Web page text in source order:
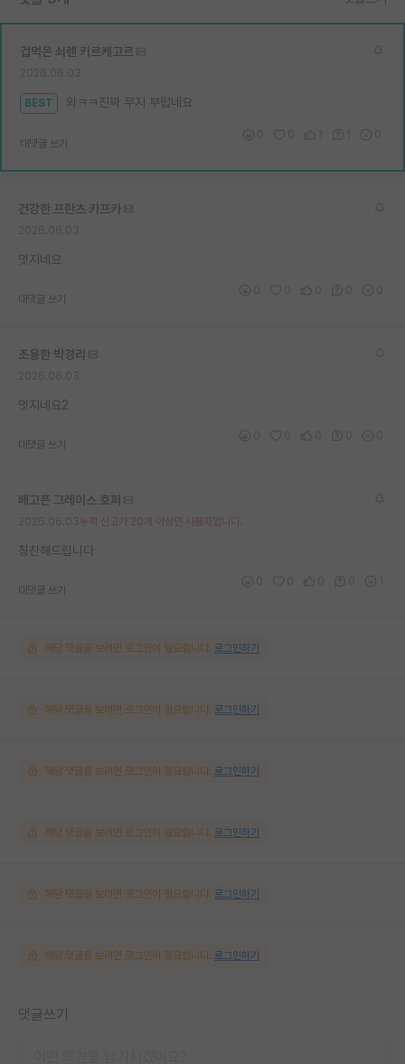
겁먹은 쇠렌 키르케고르
BEST 와ㅋㅋ진짜 무지 부럽네요
대댓글 쓰기
건강한 프란츠 카프카
멋지네요
대댓글 쓰기
조용한 박경리
멋지네요2
대댓글 쓰기
배고픈 그레이스 호퍼
누적 신고가 20개 이상인 사용자입니다.
칭찬해드립니다
대댓글 쓰기
해당 댓글을 보려면 로그인이 필요합니다. 로그인하기
해당 댓글을 보려면 로그인이 필요합니다. 로그인하기
해당 댓글을 보려면 로그인이 필요합니다. 로그인하기
해당 댓글을 보려면 로그인이 필요합니다. 로그인하기
해당 댓글을 보려면 로그인이 필요합니다. 로그인하기
해당 댓글을 보려면 로그인이 필요합니다. 로그인하기
댓글쓰기